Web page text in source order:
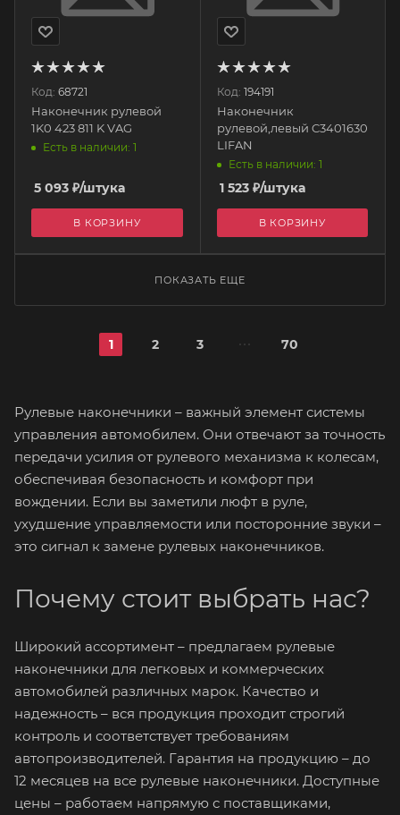
Код: 68721
Наконечник рулевой
1K0 423 811 K VAG
Есть в наличии: 1
5 093 ₽/штука
В КОРЗИНУ
Код: 194191
Наконечник
рулевой,левый C3401630
LIFAN
Есть в наличии: 1
1 523₽/штука
В КОРЗИНУ
ПОКАЗАТЬ ЕЩЕ
1 2 3 70
Рулевые наконечники – важный элемент системы
управления автомобилем. Они отвечают за точность
передачи усилия от рулевого механизма к колесам,
обеспечивая безопасность и комфорт при
вождении. Если вы заметили люфт в руле,
ухудшение управляемости или посторонние звуки –
это сигнал к замене рулевых наконечников.
Почему стоит выбрать нас?
Широкий ассортимент – предлагаем рулевые
наконечники для легковых и коммерческих
автомобилей различных марок. Качество и
надежность – вся продукция проходит строгий
контроль и соответствует требованиям
автопроизводителей. Гарантия на продукцию – до
12 месяцев на все рулевые наконечники. Доступные
цены – работаем напрямую с поставщиками,